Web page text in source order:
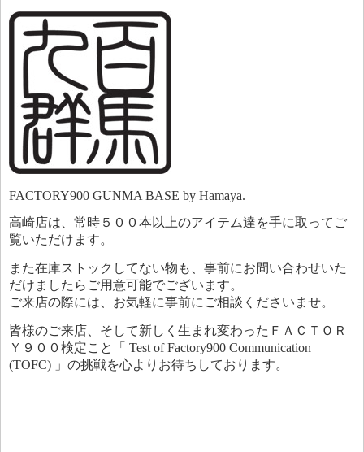
FACTORY900 GUNMA BASE by Hamaya.
高崎店は、常時５００本以上のアイテム達を手に取ってご
覧いただけます。
また在庫ストックしてない物も、事前にお問い合わせいた
だけましたらご用意可能でございます。
ご来店の際には、お気軽に事前にご相談くださいませ。
皆様のご来店、そして新しく生まれ変わったＦＡＣＴＯＲ
Ｙ９００検定こと「 Test of Factory900 Communication
(TOFC) 」の挑戦を心よりお待ちしております。